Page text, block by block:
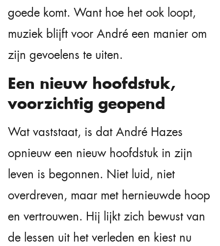
goede komt. Want hoe het ook loopt,
muziek blijft voor André een manier om
zijn gevoelens te uiten.
Een nieuw hoofdstuk,
voorzichtig geopend
Wat vaststaat, is dat André Hazes
opnieuw een nieuw hoofdstuk in zijn
leven is begonnen. Niet luid, niet
overdreven, maar met hernieuwde hoop
en vertrouwen. Hij lijkt zich bewust van
de lessen uit het verleden en kiest nu